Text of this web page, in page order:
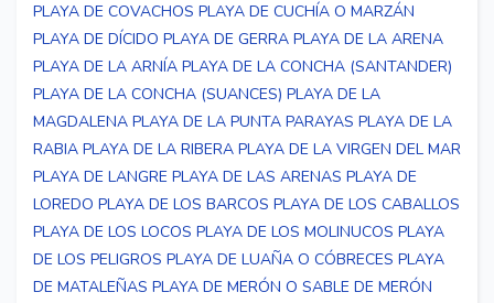
PLAYA DE COVACHOS PLAYA DE CUCHÍA O MARZÁN
PLAYA DE DÍCIDO PLAYA DE GERRA PLAYA DE LA ARENA
PLAYA DE LA ARNÍA PLAYA DE LA CONCHA (SANTANDER)
PLAYA DE LA CONCHA (SUANCES) PLAYA DE LA
MAGDALENA PLAYA DE LA PUNTA PARAYAS PLAYA DE LA
RABIA PLAYA DE LA RIBERA PLAYA DE LA VIRGEN DEL MAR
PLAYA DE LANGRE PLAYA DE LAS ARENAS PLAYA DE
LOREDO PLAYA DE LOS BARCOS PLAYA DE LOS CABALLOS
PLAYA DE LOS LOCOS PLAYA DE LOS MOLINUCOS PLAYA
DE LOS PELIGROS PLAYA DE LUAÑA O CÓBRECES PLAYA
DE MATALEÑAS PLAYA DE MERÓN O SABLE DE MERÓN